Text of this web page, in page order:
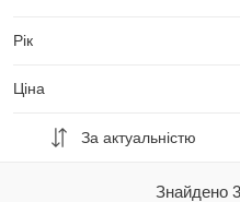
Рік
Ціна
За актуальністю
Знайдено